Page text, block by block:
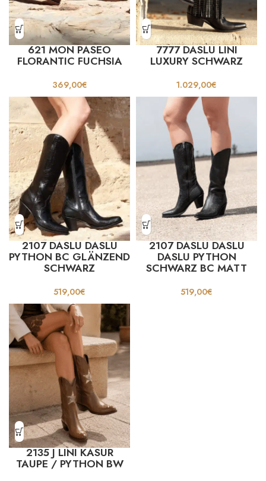
621 MON PASEO
FLORANTIC FUCHSIA
369,00€
7777 DASLU LINI
LUXURY SCHWARZ
1.029,00€
2107 DASLU DASLU
PYTHON BC GLÄNZEND
SCHWARZ
519,00€
2107 DASLU DASLU
DASLU PYTHON
SCHWARZ BC MATT
519,00€
2135 J LINI KASUR
TAUPE / PYTHON BW